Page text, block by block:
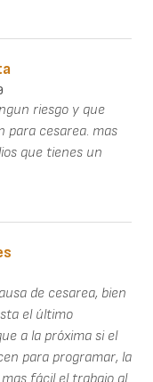
riesgo y que
para cesarea. mas
que tienes un
de cesarea, bien
el último
a la próxima si el
para programar, la
fácil el trabajo al